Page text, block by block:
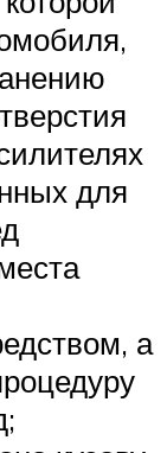
для
а